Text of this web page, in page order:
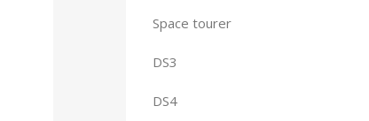
Space tourer
DS3
DS4